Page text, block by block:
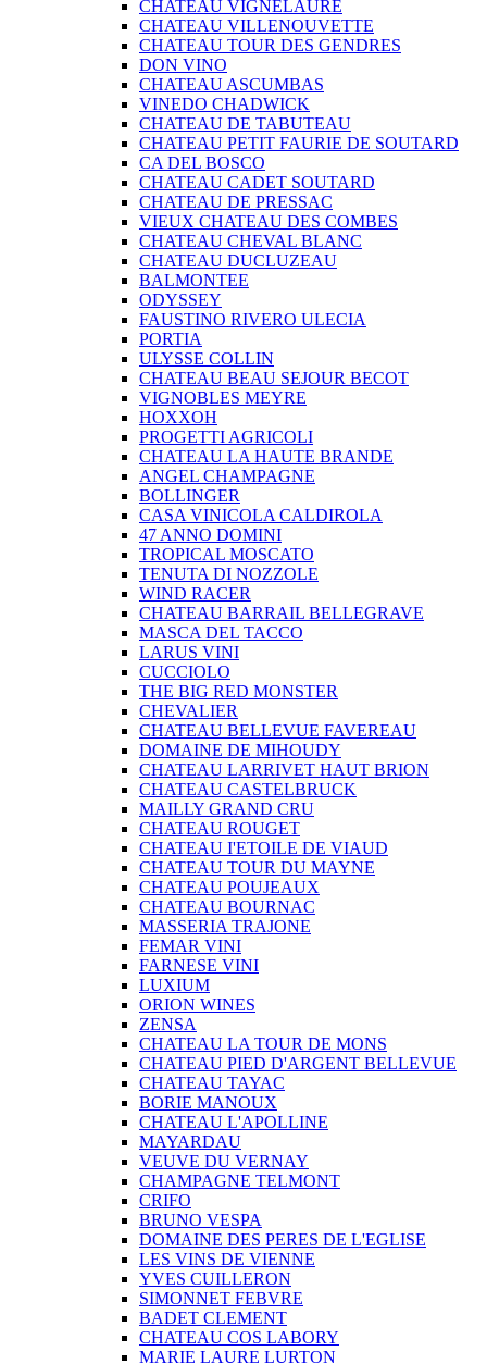
CHATEAU VIGNELAURE
CHATEAU VILLENOUVETTE
CHATEAU TOUR DES GENDRES
DON VINO
CHATEAU ASCUMBAS
VINEDO CHADWICK
CHATEAU DE TABUTEAU
CHATEAU PETIT FAURIE DE SOUTARD
CA DEL BOSCO
CHATEAU CADET SOUTARD
CHATEAU DE PRESSAC
VIEUX CHATEAU DES COMBES
CHATEAU CHEVAL BLANC
CHATEAU DUCLUZEAU
BALMONTEE
ODYSSEY
FAUSTINO RIVERO ULECIA
PORTIA
ULYSSE COLLIN
CHATEAU BEAU SEJOUR BECOT
VIGNOBLES MEYRE
HOXXOH
PROGETTI AGRICOLI
CHATEAU LA HAUTE BRANDE
ANGEL CHAMPAGNE
BOLLINGER
CASA VINICOLA CALDIROLA
47 ANNO DOMINI
TROPICAL MOSCATO
TENUTA DI NOZZOLE
WIND RACER
CHATEAU BARRAIL BELLEGRAVE
MASCA DEL TACCO
LARUS VINI
CUCCIOLO
THE BIG RED MONSTER
CHEVALIER
CHATEAU BELLEVUE FAVEREAU
DOMAINE DE MIHOUDY
CHATEAU LARRIVET HAUT BRION
CHATEAU CASTELBRUCK
MAILLY GRAND CRU
CHATEAU ROUGET
CHATEAU I'ETOILE DE VIAUD
CHATEAU TOUR DU MAYNE
CHATEAU POUJEAUX
CHATEAU BOURNAC
MASSERIA TRAJONE
FEMAR VINI
FARNESE VINI
LUXIUM
ORION WINES
ZENSA
CHATEAU LA TOUR DE MONS
CHATEAU PIED D'ARGENT BELLEVUE
CHATEAU TAYAC
BORIE MANOUX
CHATEAU L'APOLLINE
MAYARDAU
VEUVE DU VERNAY
CHAMPAGNE TELMONT
CRIFO
BRUNO VESPA
DOMAINE DES PERES DE L'EGLISE
LES VINS DE VIENNE
YVES CUILLERON
SIMONNET FEBVRE
BADET CLEMENT
CHATEAU COS LABORY
MARIE LAURE LURTON